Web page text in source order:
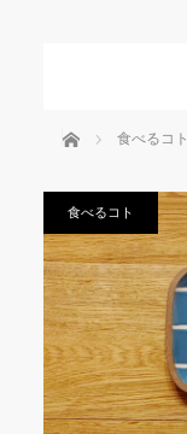
ホーム 食べるコト
食べるコト